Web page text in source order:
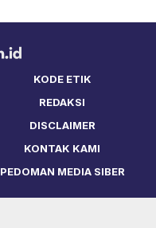
KODE ETIK
REDAKSI
DISCLAIMER
KONTAK KAMI
PEDOMAN MEDIA SIBER